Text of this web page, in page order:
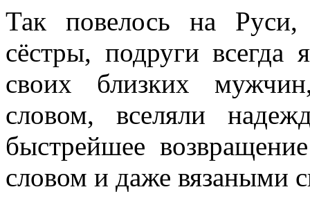
Так повелось на
сёстры, подруги
своих близких
словом, вселяли
быстрейшее
словом и даже вязаными